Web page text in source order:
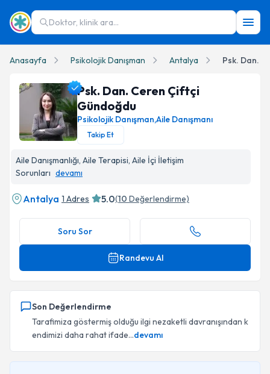
Doktor, klinik ara...
Anasayfa Psikolojik Danışman Antalya Psk. Dan.
Psk. Dan. Ceren Çiftçi Gündoğdu Profil Fotoğrafı
Psk. Dan. Ceren Çiftçi
Gündoğdu
Psikolojik Danışman,Aile Danışmanı
Takip Et
Aile Danışmanlığı, Aile Terapisi, Aile İçi İletişim
Sorunları devamı
Antalya 1 Adres 5.0(10 Değerlendirme)
Soru Sor
Randevu Al
Son Değerlendirme
Tarafimiza göstermiş olduğu ilgi nezaketli davranışından k
endimizi daha rahat ifade...devamı